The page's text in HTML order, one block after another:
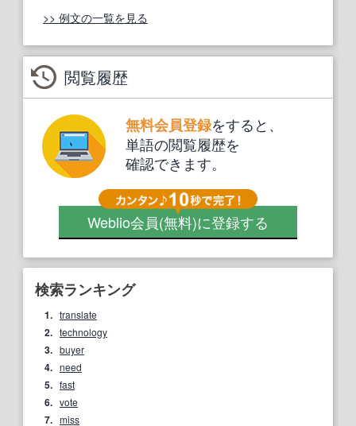
>> 例文の一覧を見る
閲覧履歴
無料会員登録をすると、
単語の閲覧履歴を
確認できます。
Weblio会員(無料)に登録する
検索ランキング
1. translate
2. technology
3. buyer
4. need
5. fast
6. vote
7. miss